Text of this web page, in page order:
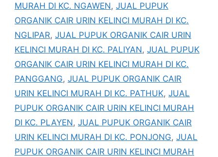
MURAH DI KC. NGAWEN, JUAL PUPUK
ORGANIK CAIR URIN KELINCI MURAH DI KC.
NGLIPAR, JUAL PUPUK ORGANIK CAIR URIN
KELINCI MURAH DI KC. PALIYAN, JUAL PUPUK
ORGANIK CAIR URIN KELINCI MURAH DI KC.
PANGGANG, JUAL PUPUK ORGANIK CAIR
URIN KELINCI MURAH DI KC. PATHUK, JUAL
PUPUK ORGANIK CAIR URIN KELINCI MURAH
DI KC. PLAYEN, JUAL PUPUK ORGANIK CAIR
URIN KELINCI MURAH DI KC. PONJONG, JUAL
PUPUK ORGANIK CAIR URIN KELINCI MURAH